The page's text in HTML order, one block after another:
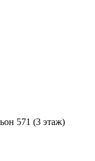
571 (3 этаж)